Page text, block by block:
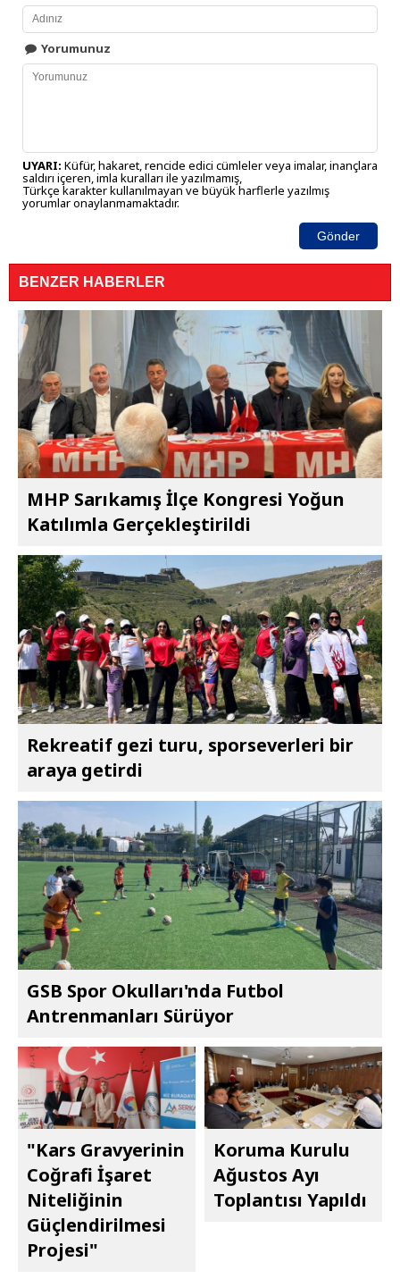
Yorumunuz
UYARI: Küfür, hakaret, rencide edici cümleler veya imalar, inançlara
saldırı içeren, imla kuralları ile yazılmamış,
Türkçe karakter kullanılmayan ve büyük harflerle yazılmış
yorumlar onaylanmamaktadır.
Gönder
BENZER HABERLER
MHP Sarıkamış İlçe Kongresi Yoğun
Katılımla Gerçekleştirildi
Rekreatif gezi turu, sporseverleri bir
araya getirdi
GSB Spor Okulları'nda Futbol
Antrenmanları Sürüyor
"Kars Gravyerinin
Coğrafi İşaret
Niteliğinin
Güçlendirilmesi
Projesi"
Koruma Kurulu
Ağustos Ayı
Toplantısı Yapıldı